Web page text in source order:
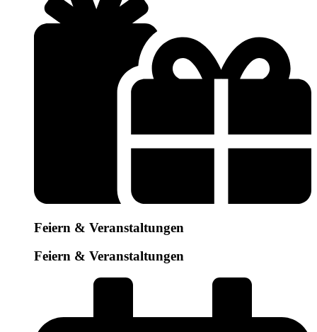
Feiern & Veranstaltungen
Feiern & Veranstaltungen